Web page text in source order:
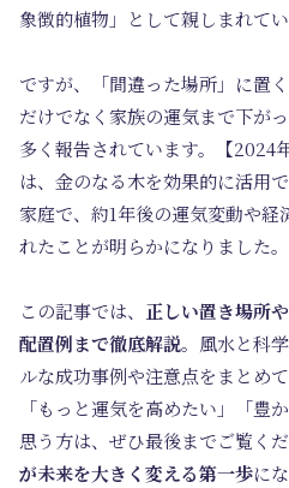
象徴的植物」として親しまれてい
ですが、「間違った場所」に置
だけでなく家族の運気まで下が
多く報告されています。【2024
は、金のなる木を効果的に活用
家庭で、約1年後の運気変動や
れたことが明らかになりました。
この記事では、 正しい置き場所
配置例まで徹底解説。風水と科
ルな成功事例や注意点をまとめて
「もっと運気を高めたい」「豊
思う方は、ぜひ最後までご覧くだ
が未来を大きく変える第一歩に